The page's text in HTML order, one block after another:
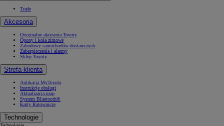
Trade
Akcesoria
Oryginalne akcesoria Toyoty
Opony i koła zimowe
Zabudowy samochodów dostawczych
Zabezpieczenia i alarmy
Sklep Toyoty
Strefa klienta
Aplikacja MyToyota
Instrukcje obsługi
Aktualizacja map
System Bluetooth®
Karty Ratownicze
Technologie